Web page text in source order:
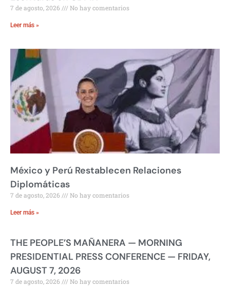
7 de agosto, 2026 No hay comentarios
Leer más »
México y Perú Restablecen Relaciones
Diplomáticas
7 de agosto, 2026 No hay comentarios
Leer más »
THE PEOPLE’S MAÑANERA — MORNING
PRESIDENTIAL PRESS CONFERENCE — FRIDAY,
AUGUST 7, 2026
7 de agosto, 2026 No hay comentarios